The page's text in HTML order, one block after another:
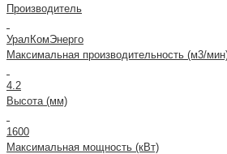
Производитель
УралКомЭнерго
Максимальная производительность (м3/
4.2
Высота (мм)
1600
Максимальная мощность (кВт)